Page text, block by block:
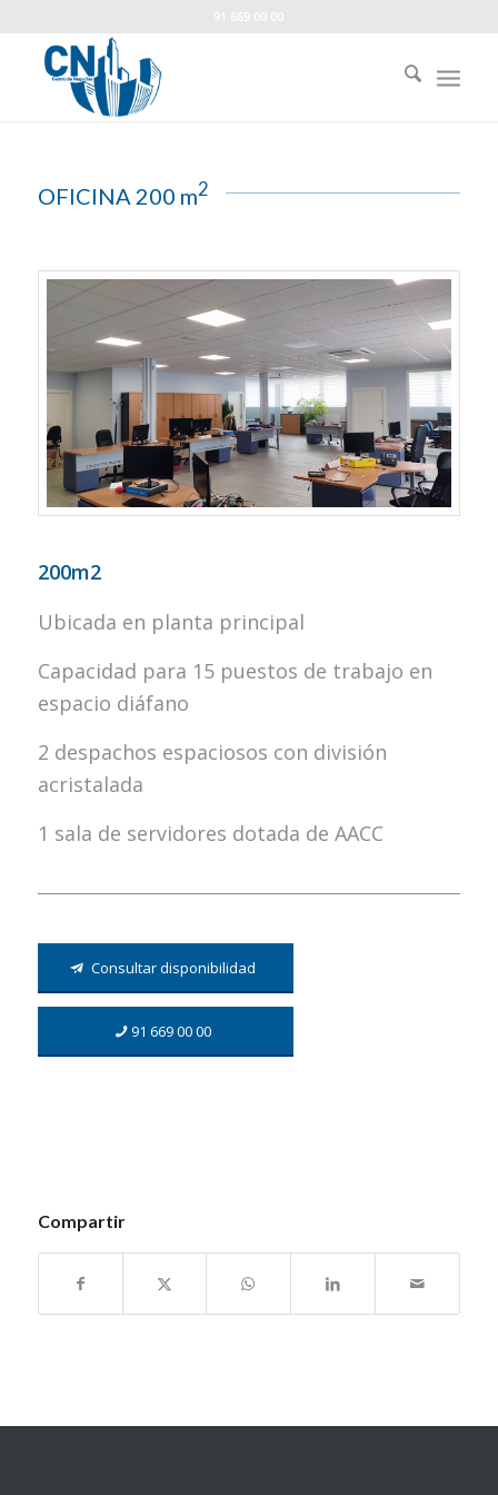
OFICINA 200 m2
200m2
Ubicada en planta principal
Capacidad para 15 puestos de trabajo en
espacio diáfano
2 despachos espaciosos con división
acristalada
1 sala de servidores dotada de AACC
Consultar disponibilidad
91 669 00 00
Compartir